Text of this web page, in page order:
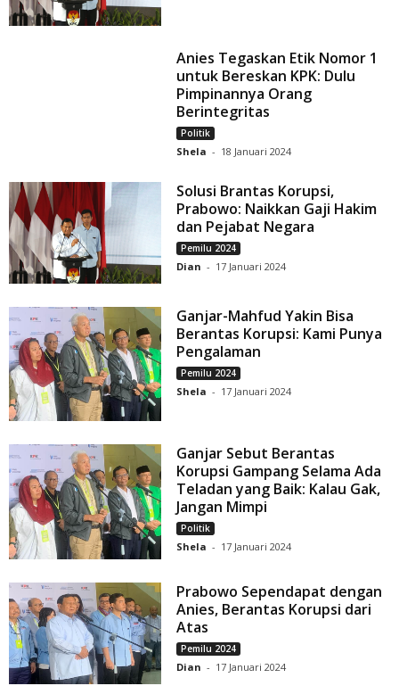
Anies Tegaskan Etik Nomor 1
untuk Bereskan KPK: Dulu
Pimpinannya Orang
Berintegritas
Politik
Shela - 18 Januari 2024
Solusi Brantas Korupsi,
Prabowo: Naikkan Gaji Hakim
dan Pejabat Negara
Pemilu 2024
Dian - 17 Januari 2024
Ganjar-Mahfud Yakin Bisa
Berantas Korupsi: Kami Punya
Pengalaman
Pemilu 2024
Shela - 17 Januari 2024
Ganjar Sebut Berantas
Korupsi Gampang Selama Ada
Teladan yang Baik: Kalau Gak,
Jangan Mimpi
Politik
Shela - 17 Januari 2024
Prabowo Sependapat dengan
Anies, Berantas Korupsi dari
Atas
Pemilu 2024
Dian - 17 Januari 2024